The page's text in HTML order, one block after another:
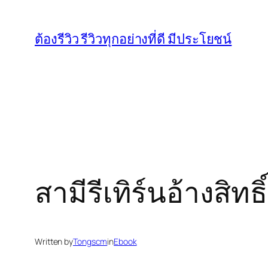
content
ต้องรีวิว รีวิวทุกอย่างที่ดี มีประโยชน์
สามีรีเทิร์นอ้างสิท
Written byTongscminEbook